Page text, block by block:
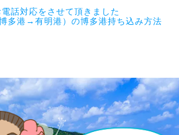
話対応をさせて頂きました
多港→有明港）の博多港持ち込み方法